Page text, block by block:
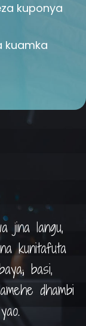
kuponya
kuamka
jina langu,
kunitafuta
basi,
dhambi